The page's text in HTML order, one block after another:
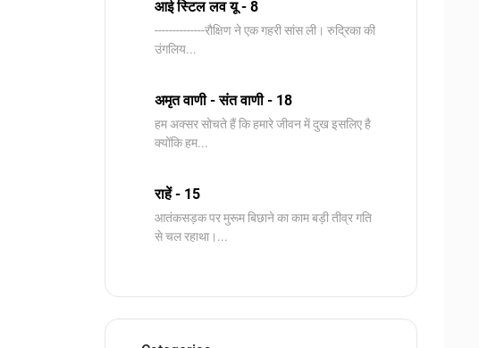
आई स्टिल लव यू - 8
--------------रौक्षिण ने एक गहरी सांस ली। रुद्रिका की
उंगलिय...
अमृत वाणी - संत वाणी - 18
हम अक्सर सोचते हैं कि हमारे जीवन में दुख इसलिए है
क्योंकि हम...
राहें - 15
आतंकसड़क पर मुरूम बिछाने का काम बड़ी तीव्र गति
से चल रहाथा।...